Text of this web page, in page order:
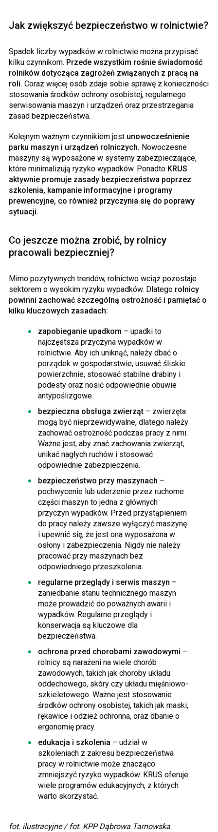
Jak zwiększyć bezpieczeństwo w rolnictwie?
Spadek liczby wypadków w rolnictwie można przypisać
kilku czynnikom. Przede wszystkim rośnie świadomość
rolników dotycząca zagrożeń związanych z pracą na
roli. Coraz więcej osób zdaje sobie sprawę z konieczności
stosowania środków ochrony osobistej, regularnego
serwisowania maszyn i urządzeń oraz przestrzegania
zasad bezpieczeństwa.
Kolejnym ważnym czynnikiem jest unowocześnienie
parku maszyn i urządzeń rolniczych. Nowoczesne
maszyny są wyposażone w systemy zabezpieczające,
które minimalizują ryzyko wypadków. Ponadto KRUS
aktywnie promuje zasady bezpieczeństwa poprzez
szkolenia, kampanie informacyjne i programy
prewencyjne, co również przyczynia się do poprawy
sytuacji.
Co jeszcze można zrobić, by rolnicy
pracowali bezpieczniej?
Mimo pozytywnych trendów, rolnictwo wciąż pozostaje
sektorem o wysokim ryzyku wypadków. Dlatego rolnicy
powinni zachować szczególną ostrożność i pamiętać o
kilku kluczowych zasadach:
zapobieganie upadkom – upadki to
najczęstsza przyczyna wypadków w
rolnictwie. Aby ich uniknąć, należy dbać o
porządek w gospodarstwie, usuwać śliskie
powierzchnie, stosować stabilne drabiny i
podesty oraz nosić odpowiednie obuwie
antypoślizgowe.
bezpieczna obsługa zwierząt – zwierzęta
mogą być nieprzewidywalne, dlatego należy
zachować ostrożność podczas pracy z nimi.
Ważne jest, aby znać zachowania zwierząt,
unikać nagłych ruchów i stosować
odpowiednie zabezpieczenia.
bezpieczeństwo przy maszynach –
pochwycenie lub uderzenie przez ruchome
części maszyn to jedna z głównych
przyczyn wypadków. Przed przystąpieniem
do pracy należy zawsze wyłączyć maszynę
i upewnić się, że jest ona wyposażona w
osłony i zabezpieczenia. Nigdy nie należy
pracować przy maszynach bez
odpowiedniego przeszkolenia.
regularne przeglądy i serwis maszyn –
zaniedbanie stanu technicznego maszyn
może prowadzić do poważnych awarii i
wypadków. Regularne przeglądy i
konserwacja są kluczowe dla
bezpieczeństwa.
ochrona przed chorobami zawodowymi –
rolnicy są narażeni na wiele chorób
zawodowych, takich jak choroby układu
oddechowego, skóry czy układu mięśniowo-
szkieletowego. Ważne jest stosowanie
środków ochrony osobistej, takich jak maski,
rękawice i odzież ochronna, oraz dbanie o
ergonomię pracy.
edukacja i szkolenia – udział w
szkoleniach z zakresu bezpieczeństwa
pracy w rolnictwie może znacząco
zmniejszyć ryzyko wypadków. KRUS oferuje
wiele programów edukacyjnych, z których
warto skorzystać.
fot. ilustracyjne / fot. KPP Dąbrowa Tarnowska